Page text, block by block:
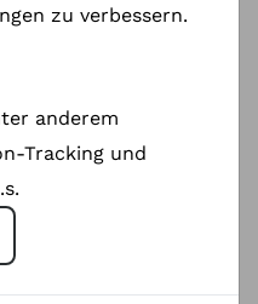
at CPHDOX
to hear more
will be
on the
doc.org
zu verbessern.
anderem
Tracking und